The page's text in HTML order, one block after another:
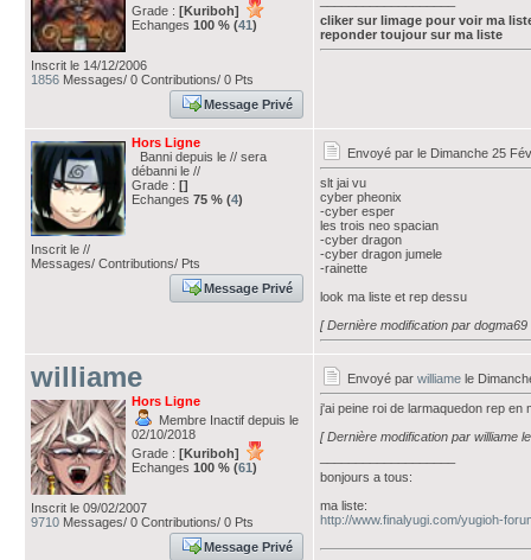
Grade : [Kuriboh]
Echanges 100 % (41)
Inscrit le 14/12/2006
1856 Messages/ 0 Contributions/ 0 Pts
Message Privé
cliker sur limage pour voir ma
reponder toujour sur ma liste
Hors Ligne
Banni depuis le // sera
débanni le //
Grade : []
Echanges 75 % (4)
Inscrit le //
Messages/ Contributions/ Pts
Message Privé
Envoyé par le Dimanche 25
slt jai vu
cyber pheonix
-cyber esper
les trois neo spacian
-cyber dragon
-cyber dragon jumele
-rainette
look ma liste et rep dessu
[ Dernière modification par
williame
Hors Ligne
Membre Inactif depuis le
02/10/2018
Grade : [Kuriboh]
Echanges 100 % (61)
Inscrit le 09/02/2007
9710 Messages/ 0 Contributions/ 0 Pts
Message Privé
Envoyé par williame le
j'ai peine roi de larmaquedon rep en
[ Dernière modification par williame
bonjours a tous:
ma liste:
http://www.finalyugi.com/yugioh-